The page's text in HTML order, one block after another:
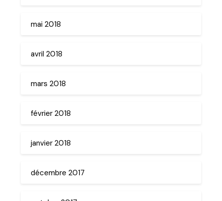
mai 2018
avril 2018
mars 2018
février 2018
janvier 2018
décembre 2017